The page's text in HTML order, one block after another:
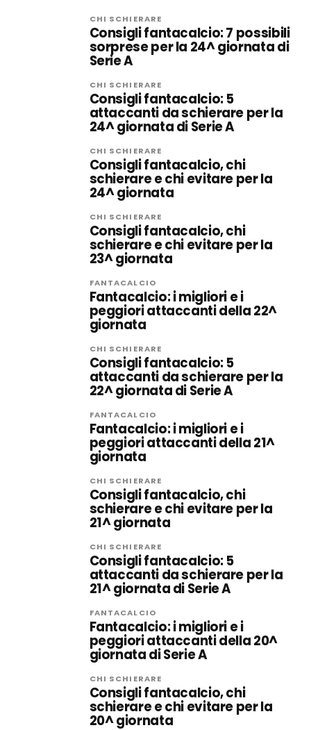
CHI SCHIERARE
Consigli fantacalcio: 7 possibili
sorprese per la 24^ giornata di
Serie A
CHI SCHIERARE
Consigli fantacalcio: 5
attaccanti da schierare per la
24^ giornata di Serie A
CHI SCHIERARE
Consigli fantacalcio, chi
schierare e chi evitare per la
24^ giornata
CHI SCHIERARE
Consigli fantacalcio, chi
schierare e chi evitare per la
23^ giornata
FANTACALCIO
Fantacalcio: i migliori e i
peggiori attaccanti della 22^
giornata
CHI SCHIERARE
Consigli fantacalcio: 5
attaccanti da schierare per la
22^ giornata di Serie A
FANTACALCIO
Fantacalcio: i migliori e i
peggiori attaccanti della 21^
giornata
CHI SCHIERARE
Consigli fantacalcio, chi
schierare e chi evitare per la
21^ giornata
CHI SCHIERARE
Consigli fantacalcio: 5
attaccanti da schierare per la
21^ giornata di Serie A
FANTACALCIO
Fantacalcio: i migliori e i
peggiori attaccanti della 20^
giornata di Serie A
CHI SCHIERARE
Consigli fantacalcio, chi
schierare e chi evitare per la
20^ giornata